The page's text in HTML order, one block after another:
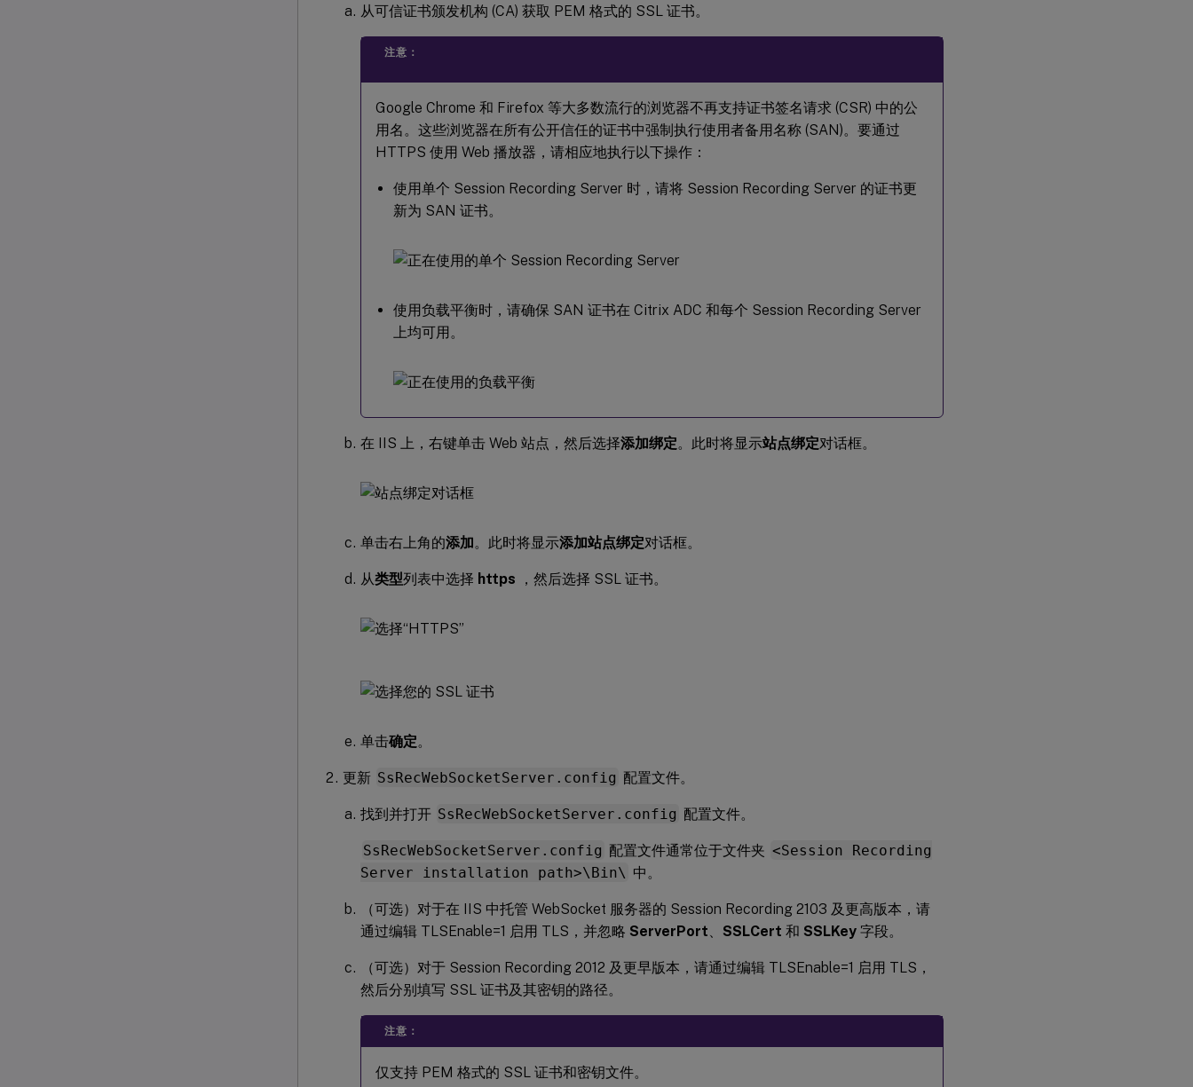
从可信证书颁发机构 (CA) 获取 PEM 格式的 SSL 证书。
注意：
Google Chrome 和 Firefox 等大多数流行的浏览器不再支持证书签名请求 (CSR) 中的公
用名。这些浏览器在所有公开信任的证书中强制执行使用者备用名称 (SAN)。要通过
HTTPS 使用 Web 播放器，请相应地执行以下操作：
使用单个 Session Recording Server 时，请将 Session Recording Server 的证书更
新为 SAN 证书。
使用负载平衡时，请确保 SAN 证书在 Citrix ADC 和每个 Session Recording Server
上均可用。
在 IIS 上，右键单击 Web 站点，然后选择添加绑定。此时将显示站点绑定对话框。
单击右上角的添加。此时将显示添加站点绑定对话框。
从类型列表中选择 https ，然后选择 SSL 证书。
单击确定。
更新 SsRecWebSocketServer.config 配置文件。
找到并打开 SsRecWebSocketServer.config 配置文件。
SsRecWebSocketServer.config 配置文件通常位于文件夹 <Session Recording
Server installation path>\Bin\ 中。
（可选）对于在 IIS 中托管 WebSocket 服务器的 Session Recording 2103 及更高版本，请
通过编辑 TLSEnable=1 启用 TLS，并忽略 ServerPort SSLCert 和 SSLKey 字段。
（可选）对于 Session Recording 2012 及更早版本，请通过编辑 TLSEnable=1 启用 TLS，
然后分别填写 SSL 证书及其密钥的路径。
注意：
仅支持 PEM 格式的 SSL 证书和密钥文件。